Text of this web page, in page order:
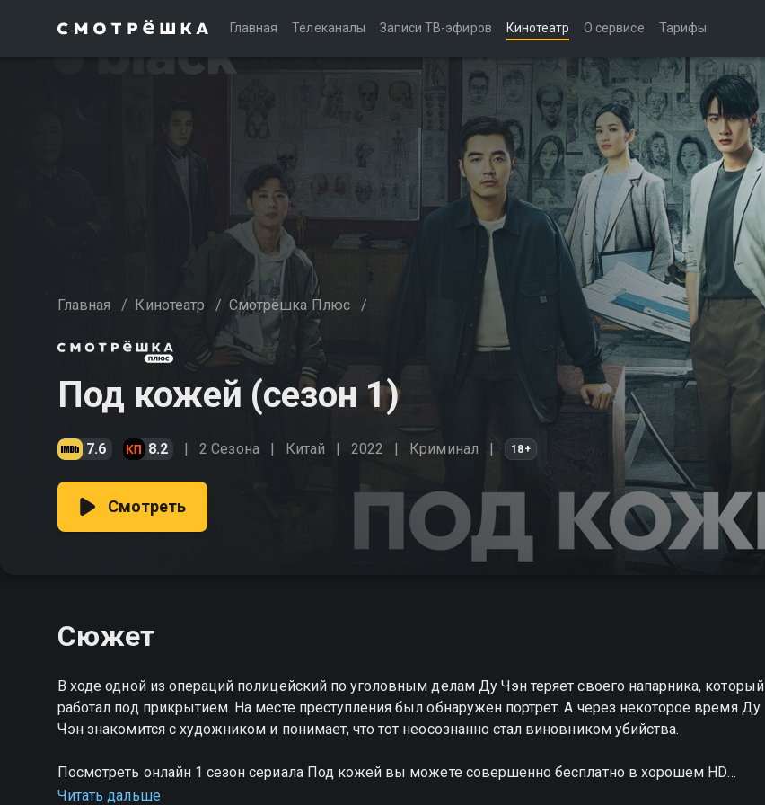
Главная Телеканалы Записи ТВ-эфиров Кинотеатр О сервисе Тарифы
Главная / Кинотеатр / Смотрёшка Плюс /
Под кожей (сезон 1)
7.6 8.2 2 Сезона Китай 2022 Криминал 18+
Смотреть
Сюжет
В ходе одной из операций полицейский по уголовным делам Ду Чэн теряет своего напарника, который
работал под прикрытием. На месте преступления был обнаружен портрет. А через некоторое время Ду
Чэн знакомится с художником и понимает, что тот неосознанно стал виновником убийства.
Посмотреть онлайн 1 сезон сериала Под кожей вы можете совершенно бесплатно в хорошем HD
качестве на Смотрёшке
Читать дальше